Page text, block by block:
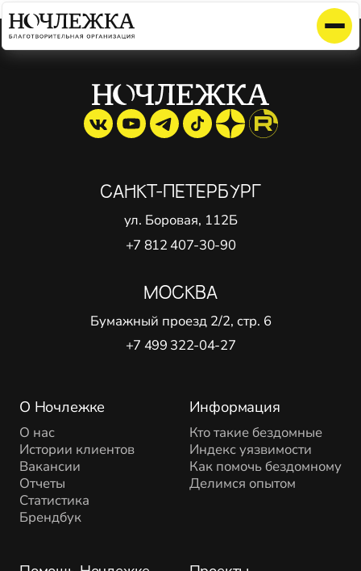
Элемент не найден!
О Ночлежке
О нас
Истории клиентов
Вакансии
Отчеты
Статистика
Брендбук
Информация
Кто такие бездомные
Индекс уязвимости
Как помочь бездомному
Делимся опытом
САНКТ-ПЕТЕРБУРГ
ул. Боровая, 112Б
+7 812 407-30-90
МОСКВА
Бумажный проезд 2/2, стр. 6
+7 499 322-04-27